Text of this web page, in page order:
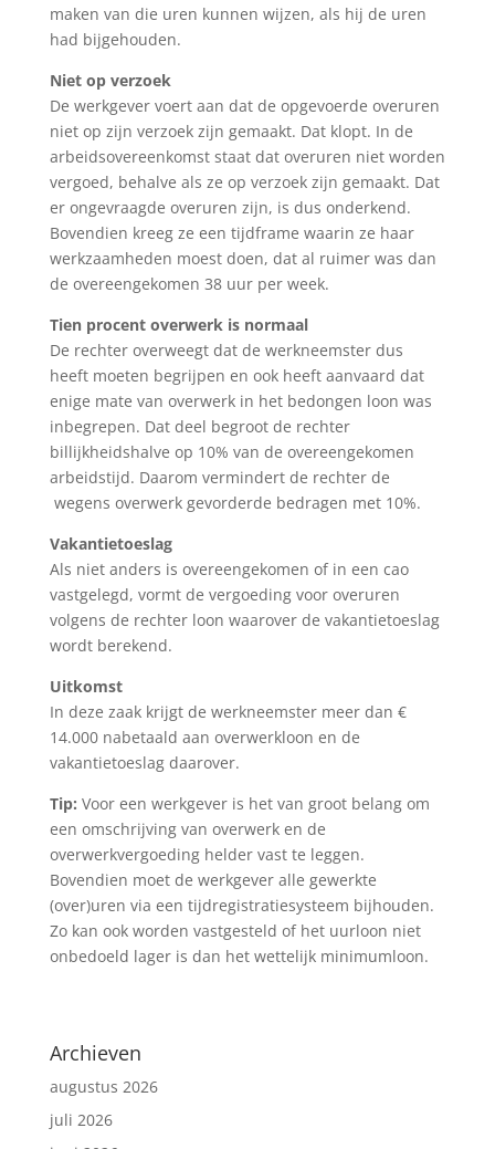
maken van die uren kunnen wijzen, als hij de uren
had bijgehouden.
Niet op verzoek
De werkgever voert aan dat de opgevoerde overuren
niet op zijn verzoek zijn gemaakt. Dat klopt. In de
arbeidsovereenkomst staat dat overuren niet worden
vergoed, behalve als ze op verzoek zijn gemaakt. Dat
er ongevraagde overuren zijn, is dus onderkend.
Bovendien kreeg ze een tijdframe waarin ze haar
werkzaamheden moest doen, dat al ruimer was dan
de overeengekomen 38 uur per week.
Tien procent overwerk is normaal
De rechter overweegt dat de werkneemster dus
heeft moeten begrijpen en ook heeft aanvaard dat
enige mate van overwerk in het bedongen loon was
inbegrepen. Dat deel begroot de rechter
billijkheidshalve op 10% van de overeengekomen
arbeidstijd. Daarom vermindert de rechter de
wegens overwerk gevorderde bedragen met 10%.
Vakantietoeslag
Als niet anders is overeengekomen of in een cao
vastgelegd, vormt de vergoeding voor overuren
volgens de rechter loon waarover de vakantietoeslag
wordt berekend.
Uitkomst
In deze zaak krijgt de werkneemster meer dan €
14.000 nabetaald aan overwerkloon en de
vakantietoeslag daarover.
Tip: Voor een werkgever is het van groot belang om
een omschrijving van overwerk en de
overwerkvergoeding helder vast te leggen.
Bovendien moet de werkgever alle gewerkte
(over)uren via een tijdregistratiesysteem bijhouden.
Zo kan ook worden vastgesteld of het uurloon niet
onbedoeld lager is dan het wettelijk minimumloon.
Archieven
augustus 2026
juli 2026